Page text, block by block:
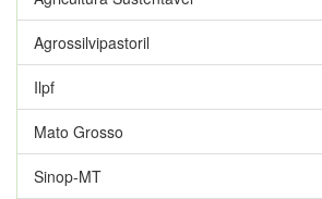
Agrossilvipastoril
Ilpf
Mato Grosso
Sinop-MT